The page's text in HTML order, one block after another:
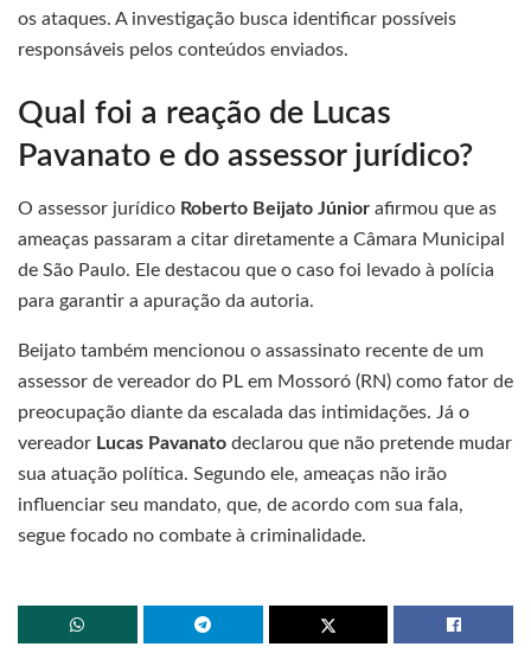
os ataques. A investigação busca identificar possíveis
responsáveis pelos conteúdos enviados.
Qual foi a reação de Lucas
Pavanato e do assessor jurídico?
O assessor jurídico Roberto Beijato Júnior afirmou que as
ameaças passaram a citar diretamente a Câmara Municipal
de São Paulo. Ele destacou que o caso foi levado à polícia
para garantir a apuração da autoria.
Beijato também mencionou o assassinato recente de um
assessor de vereador do PL em Mossoró (RN) como fator de
preocupação diante da escalada das intimidações. Já o
vereador Lucas Pavanato declarou que não pretende mudar
sua atuação política. Segundo ele, ameaças não irão
influenciar seu mandato, que, de acordo com sua fala,
segue focado no combate à criminalidade.